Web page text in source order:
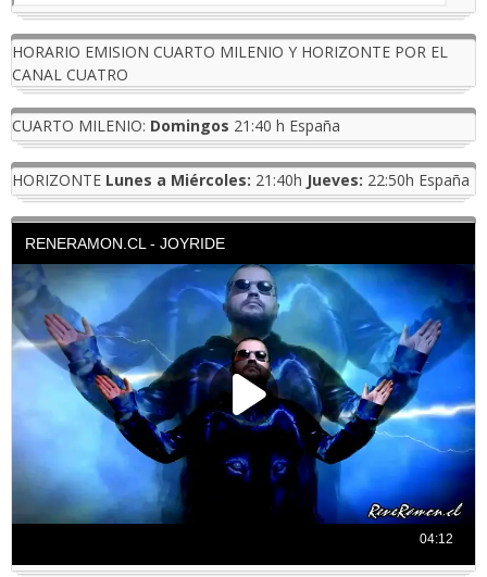
HORARIO EMISION CUARTO MILENIO Y HORIZONTE POR EL
CANAL CUATRO
CUARTO MILENIO: Domingos 21:40 h España
HORIZONTE Lunes a Miércoles: 21:40h Jueves: 22:50h España